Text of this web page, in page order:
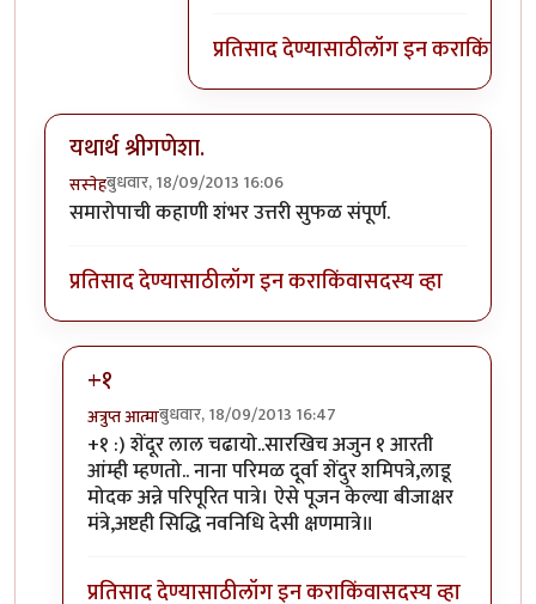
प्रतिसाद देण्यासाठीलॉग इन कराकिंवा
यथार्थ श्रीगणेशा.
सस्नेहबुधवार, 18/09/2013 16:06
समारोपाची कहाणी शंभर उत्तरी सुफळ संपूर्ण.
प्रतिसाद देण्यासाठीलॉग इन कराकिंवासदस्य व्हा
+१
अत्रुप्त आत्माबुधवार, 18/09/2013 16:47
In reply toयथार्थ श्रीगणेशा.byसस्नेह
+१ :) शेंदूर लाल चढायो..सारखिच अजुन १ आरती
आंम्ही म्हणतो.. नाना परिमळ दूर्वा शेंदुर शमिपत्रे,लाडू
मोदक अन्ने परिपूरित पात्रे। ऐसे पूजन केल्या बीजाक्षर
मंत्रे,अष्टही सिद्धि नवनिधि देसी क्षणमात्रे॥
प्रतिसाद देण्यासाठीलॉग इन कराकिंवासदस्य व्हा